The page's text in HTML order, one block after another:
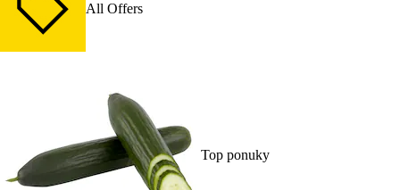
All Offers
Top ponuky